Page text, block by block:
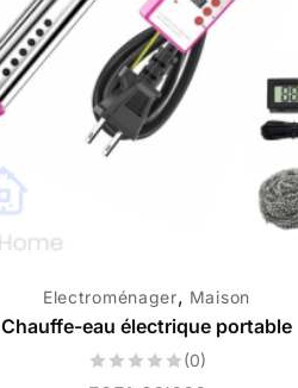
Electroménager, Maison
Chauffe-eau électrique portable
(0)